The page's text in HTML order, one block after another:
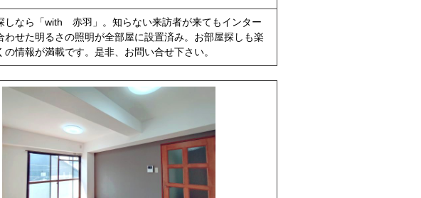
しなら「with 赤羽」。知らない来訪者が来てもインター
せた明るさの照明が全部屋に設置済み。お部屋探しも楽
情報が満載です。是非、お問い合せ下さい。